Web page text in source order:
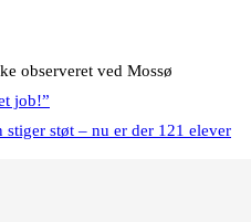
job!”
stiger støt – nu er der 121 elever